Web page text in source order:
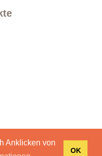
Anklicken von
OK